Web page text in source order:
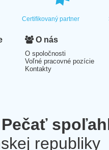
Certifikovaný partner
O nás
O spoločnosti
Voľné pracovné pozície
Kontakty
Pečať
republiky